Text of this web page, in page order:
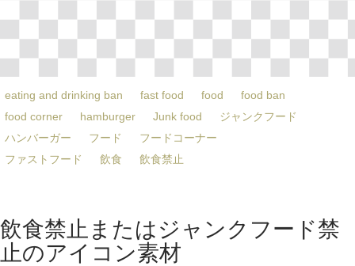
eating and drinking ban fast food food
food ban
food corner
hamburger Junk food
ジャンクフード
ハンバーガー
フード
フードコーナー
ファストフード
飲食 飲食禁止
飲食禁止またはジャンクフード禁
止のアイコン素材